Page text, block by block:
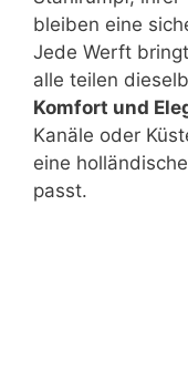
bleiben eine
Jede Werft
alle teilen
Komfort und
Kanäle oder
eine
passt.